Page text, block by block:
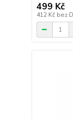
499 Kč
412 Kč bez